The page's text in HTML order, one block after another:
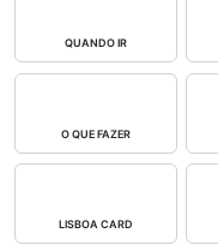
QUANDO IR
O QUE FAZER
LISBOA CARD